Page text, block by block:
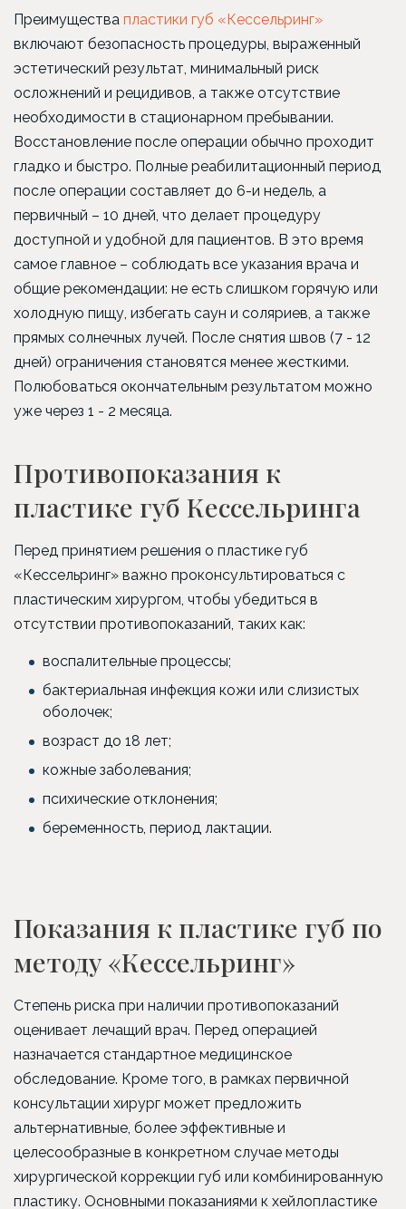
Преимущества пластики губ «Кессельринг»
включают безопасность процедуры, выраженный
эстетический результат, минимальный риск
осложнений и рецидивов, а также отсутствие
необходимости в стационарном пребывании.
Восстановление после операции обычно проходит
гладко и быстро. Полные реабилитационный период
после операции составляет до 6-и недель, а
первичный – 10 дней, что делает процедуру
доступной и удобной для пациентов. В это время
самое главное – соблюдать все указания врача и
общие рекомендации: не есть слишком горячую или
холодную пищу, избегать саун и соляриев, а также
прямых солнечных лучей. После снятия швов (7 - 12
дней) ограничения становятся менее жесткими.
Полюбоваться окончательным результатом можно
уже через 1 - 2 месяца.
Противопоказания к
пластике губ Кессельринга
Перед принятием решения о пластике губ
«Кессельринг» важно проконсультироваться с
пластическим хирургом, чтобы убедиться в
отсутствии противопоказаний, таких как:
воспалительные процессы;
бактериальная инфекция кожи или слизистых
оболочек;
возраст до 18 лет;
кожные заболевания;
психические отклонения;
беременность, период лактации.
Показания к пластике губ по
методу «Кессельринг»
Степень риска при наличии противопоказаний
оценивает лечащий врач. Перед операцией
назначается стандартное медицинское
обследование. Кроме того, в рамках первичной
консультации хирург может предложить
альтернативные, более эффективные и
целесообразные в конкретном случае методы
хирургической коррекции губ или комбинированную
пластику. Основными показаниями к хейлопластике